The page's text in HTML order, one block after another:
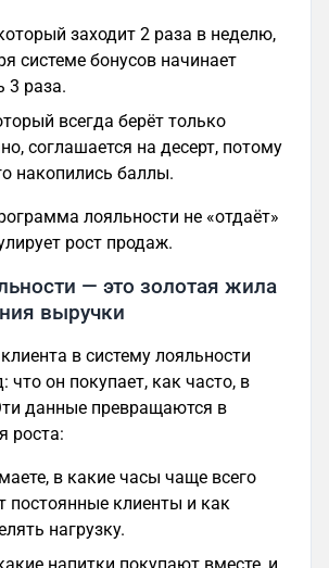
заходит 2 раза в неделю,
системе бонусов начинает
3 раза.
всегда берёт только
соглашается на десерт, потому
накопились баллы.
лояльности не «отдаёт»
рост продаж.
— это золотая жила
выручки
в систему лояльности
что он покупает, как часто, в
данные превращаются в
роста:
в какие часы чаще всего
постоянные клиенты и как
нагрузку.